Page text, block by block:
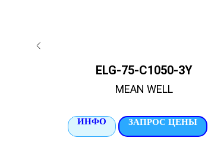
ELG-75-C1050-3Y
MEAN WELL
ИНФО ЗАПРОС ЦЕНЫ